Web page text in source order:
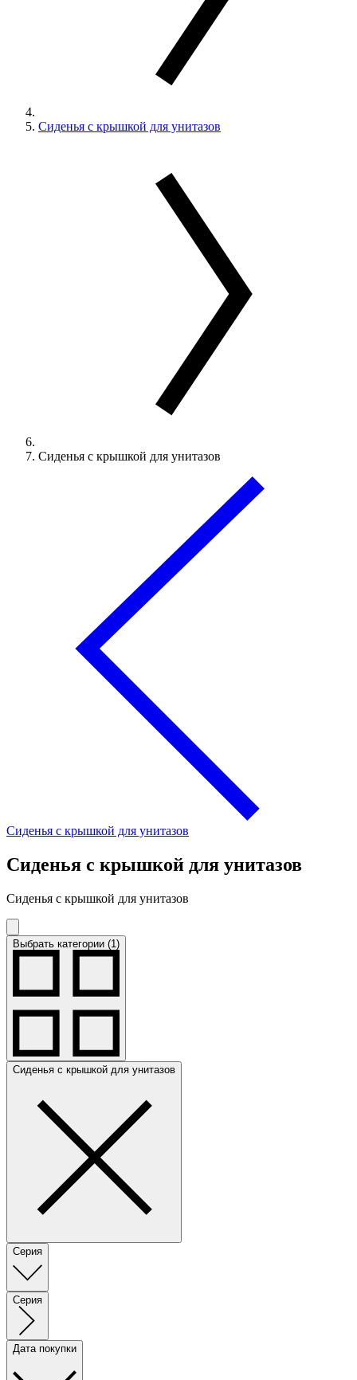
Сиденья с крышкой для унитазов
Сиденья с крышкой для унитазов
Сиденья с крышкой для унитазов
Сиденья с крышкой для унитазов
Сиденья с крышкой для унитазов
Выбрать категории (1)
Сиденья с крышкой для унитазов
Серия
Серия
Дата покупки